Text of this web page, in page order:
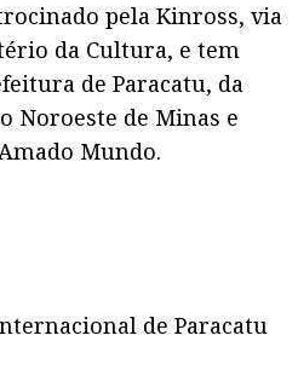
pela Kinross, via
da Cultura, e tem
de Paracatu, da
Noroeste de Minas e
Mundo.
de Paracatu